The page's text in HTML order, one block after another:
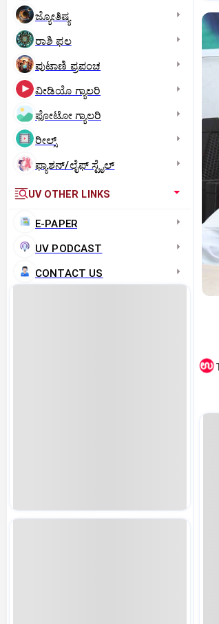
ಜ್ಯೋತಿಷ್ಯ
ರಾಶಿ ಫಲ
ಪುಟಾಣಿ ಪ್ರಪಂಚ
ವೀಡಿಯೊ ಗ್ಯಾಲರಿ
ಫೋಟೋ ಗ್ಯಾಲರಿ
ರೀಲ್ಸ್
ಫ್ಯಾಶನ್/ಲೈಫ್‌ ಸ್ಟೈಲ್
UV OTHER LINKS
E-PAPER
UV PODCAST
CONTACT US